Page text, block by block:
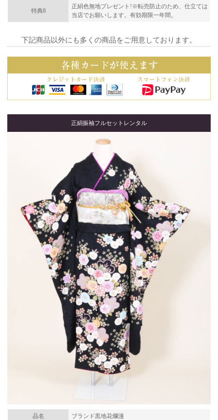
特典8
正絹色無地プレゼント!※転売防止のため、仕立ては
当店でお願いします。有効期限一年間。
下記商品以外にも多くの商品をご用意しております。
正絹振袖フルセットレンタル
品名 ブランド黒地花爛漫